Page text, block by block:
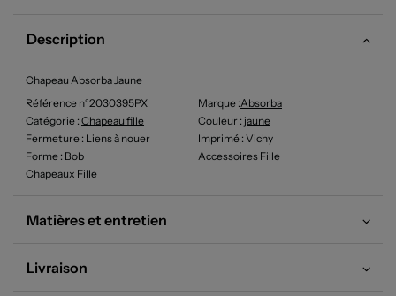
Description
Chapeau Absorba Jaune
Référence n°2030395PX
Marque :Absorba
Catégorie : Chapeau fille Couleur : jaune
Fermeture : Liens à nouer Imprimé : Vichy
Forme : Bob
Accessoires Fille
Chapeaux Fille
Matières et entretien
Livraison